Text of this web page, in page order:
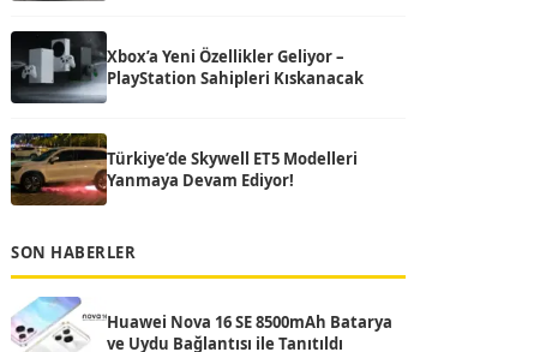
Xbox’a Yeni Özellikler Geliyor –
PlayStation Sahipleri Kıskanacak
Türkiye’de Skywell ET5 Modelleri
Yanmaya Devam Ediyor!
SON HABERLER
Huawei Nova 16 SE 8500mAh Batarya
ve Uydu Bağlantısı ile Tanıtıldı